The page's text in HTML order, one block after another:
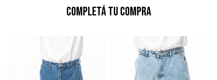
Completá tu compra